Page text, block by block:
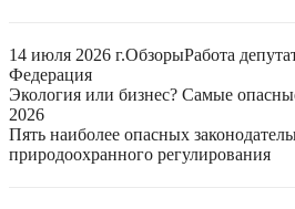
14 июля 2026 г.ОбзорыРабота
Федерация
Экология или бизнес? Самые
2026
Пять наиболее опасных
природоохранного регулирования